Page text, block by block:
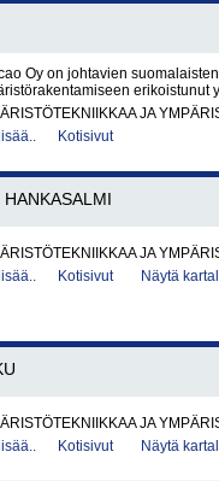
Oy on johtavien
erikoistunut
JA
Kotisivut
HANKASALMI
JA
Kotisivut Näytä
JA
Kotisivut Näytä